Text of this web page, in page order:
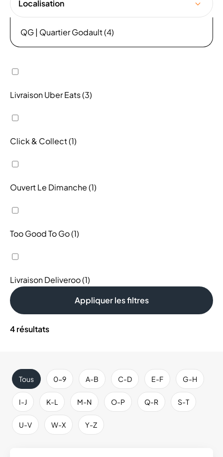
Localisation
QG | Quartier Godault (4)
Livraison Uber Eats (3)
Click & Collect (1)
Ouvert Le Dimanche (1)
Too Good To Go (1)
Livraison Deliveroo (1)
Appliquer les filtres
4résultats
Tous 0-9 A-B C-D E-F G-H
I-J K-L M-N O-P Q-R S-T
U-V W-X Y-Z